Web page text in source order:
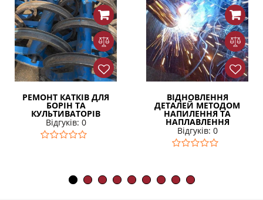
РЕМОНТ КАТКІВ ДЛЯ
БОРІН ТА
КУЛЬТИВАТОРІВ
Відгуків: 0
ВІДНОВЛЕННЯ
ДЕТАЛЕЙ МЕТОДОМ
НАПИЛЕННЯ ТА
НАПЛАВЛЕННЯ
Відгуків: 0